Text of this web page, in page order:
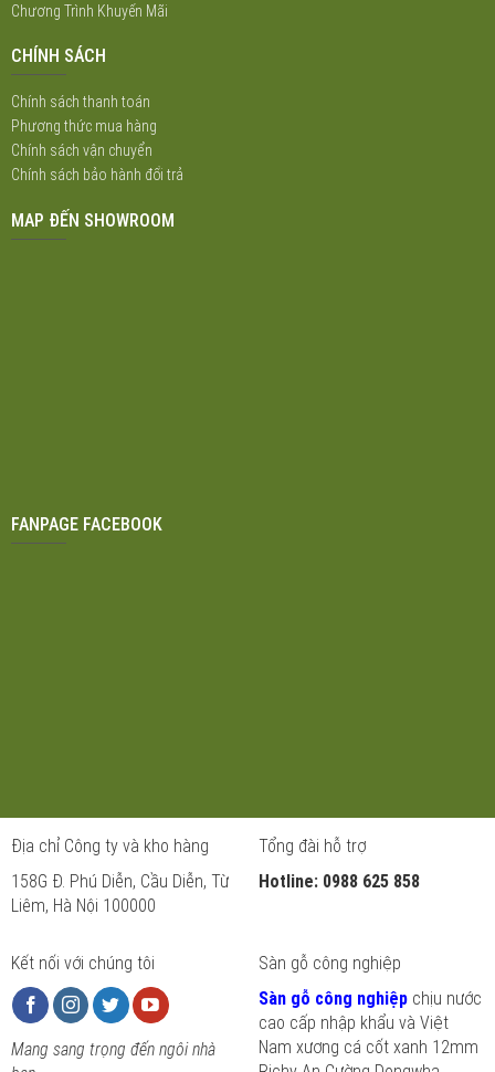
Chương Trình Khuyến Mãi
CHÍNH SÁCH
Chính sách thanh toán
Phương thức mua hàng
Chính sách vận chuyển
Chính sách bảo hành đổi trả
MAP ĐẾN SHOWROOM
FANPAGE FACEBOOK
Địa chỉ Công ty và kho hàng
158G Đ. Phú Diễn, Cầu Diễn, Từ
Liêm, Hà Nội 100000
Tổng đài hỗ trợ
Hotline: 0988 625 858
Kết nối với chúng tôi
Mang sang trọng đến ngôi nhà
Sàn gỗ công nghiệp
Sàn gỗ công nghiệpchịu nước
cao cấp nhập khẩu và Việt
Nam xương cá cốt xanh 12mm